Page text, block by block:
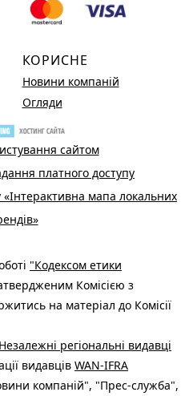
КОРИСНЕ
Новини компаній
Огляди
сайтом
платного доступу
мапа локальних
"Кодексом етики
Комісією з
на матеріал до Комісії
регіональні видавці
видавців WAN-IFRA
компаній", "Прес-служба",